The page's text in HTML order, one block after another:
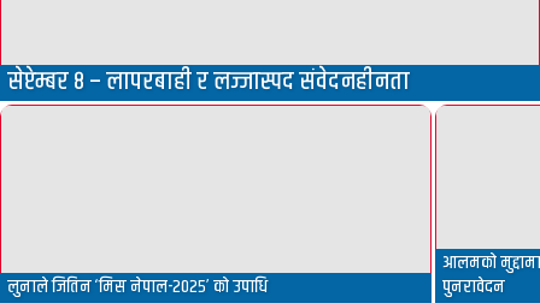
सेप्टेम्बर ८ – लापरबाही र लज्जास्पद संवेदनहीनता
लुनाले जितिन ‘मिस नेपाल-२०२५’ को उपाधि
आलमको
पुनरावेदन